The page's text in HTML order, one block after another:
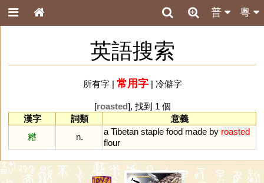
粵
普
英語搜索
所有字| 常用字| 冷僻字
[roasted], 找到 1 個
漢字
詞類
意義
糌
n.
a Tibetan staple food made by roasted
flour